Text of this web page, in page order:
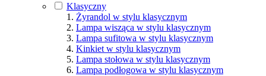
Klasyczny
Żyrandol w stylu klasycznym
Lampa wisząca w stylu klasycznym
Lampa sufitowa w stylu klasycznym
Kinkiet w stylu klasycznym
Lampa stołowa w stylu klasycznym
Lampa podłogowa w stylu klasycznym